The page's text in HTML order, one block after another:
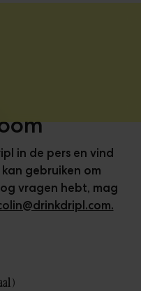
in de pers en vind
gebruiken om
vragen hebt, mag
)